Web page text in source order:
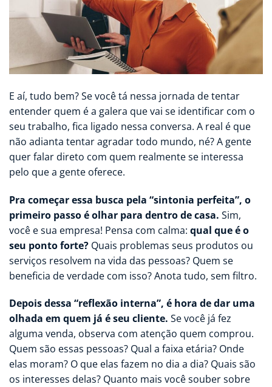
E aí, tudo bem? Se você tá nessa jornada de tentar
entender quem é a galera que vai se identificar com o
seu trabalho, fica ligado nessa conversa. A real é que
não adianta tentar agradar todo mundo, né? A gente
quer falar direto com quem realmente se interessa
pelo que a gente oferece.
Pra começar essa busca pela “sintonia perfeita”, o
primeiro passo é olhar para dentro de casa. Sim,
você e sua empresa! Pensa com calma: qual que é o
seu ponto forte? Quais problemas seus produtos ou
serviços resolvem na vida das pessoas? Quem se
beneficia de verdade com isso? Anota tudo, sem filtro.
Depois dessa “reflexão interna”, é hora de dar uma
olhada em quem já é seu cliente. Se você já fez
alguma venda, observa com atenção quem comprou.
Quem são essas pessoas? Qual a faixa etária? Onde
elas moram? O que elas fazem no dia a dia? Quais são
os interesses delas? Quanto mais você souber sobre